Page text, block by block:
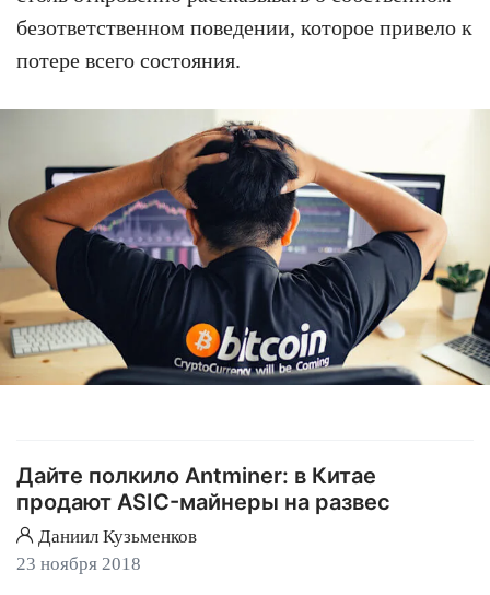
безответственном поведении, которое привело к
потере всего состояния.
Дайте полкило Antminer: в Китае
продают ASIC-майнеры на развес
Даниил Кузьменков
23 ноября 2018